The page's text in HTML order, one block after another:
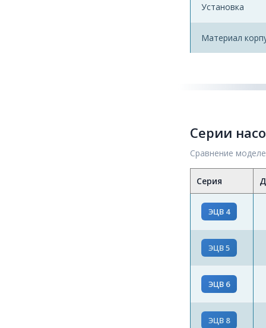
Установка
Материал
Серии
Сравнение
Серия
ЭЦВ 4
ЭЦВ 5
ЭЦВ 6
ЭЦВ 8